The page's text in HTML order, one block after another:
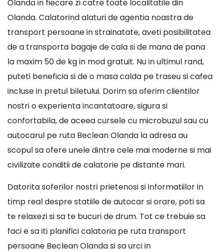
Olanda in fiecare zi catre toate localitatile din
Olanda. Calatorind alaturi de agentia noastra de
transport persoane in strainatate, aveti posibilitatea
de a transporta bagaje de cala si de mana de pana
la maxim 50 de kg in mod gratuit. Nu in ultimul rand,
puteti beneficia si de o masa calda pe traseu si cafea
incluse in pretul biletului. Dorim sa oferim clientilor
nostri o experienta incantatoare, sigura si
confortabila, de aceea cursele cu microbuzul sau cu
autocarul pe ruta Beclean Olanda la adresa au
scopul sa ofere unele dintre cele mai moderne si mai
civilizate conditii de calatorie pe distante mari.
Datorita soferilor nostri prietenosi si informatiilor in
timp real despre statiile de autocar si orare, poti sa
te relaxezi si sa te bucuri de drum. Tot ce trebuie sa
faci e sa iti planifici calatoria pe ruta transport
persoane Beclean Olanda si sa urci in